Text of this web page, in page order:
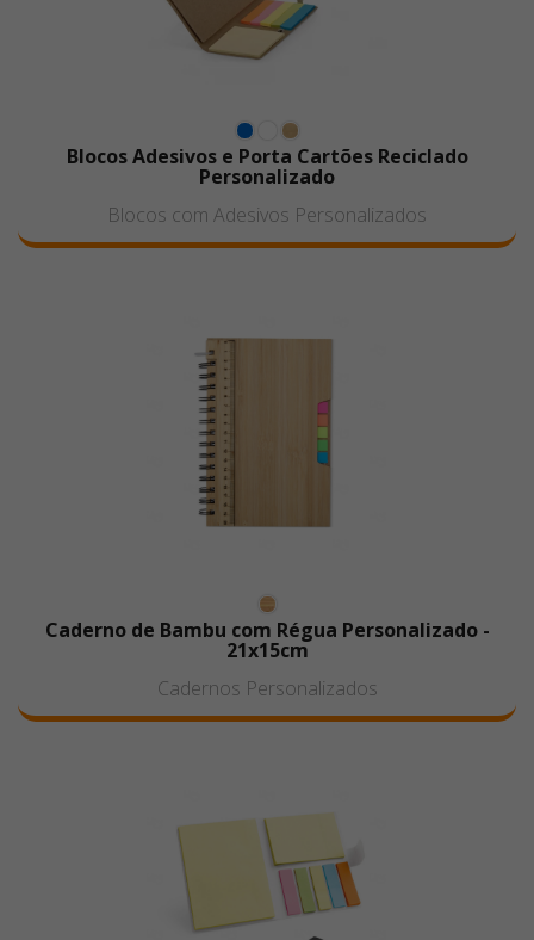
Blocos Adesivos e Porta Cartões Reciclado
Personalizado
Blocos com Adesivos Personalizados
Caderno de Bambu com Régua Personalizado -
21x15cm
Cadernos Personalizados